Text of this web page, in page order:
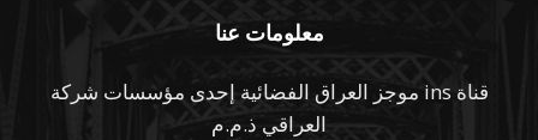
معلومات عنا
قناة ins موجز العراق الفضائية إحدى مؤسسات شركة
العراقي ذ.م.م